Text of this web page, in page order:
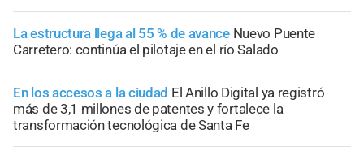
La estructura llega al 55 % de avance Nuevo Puente
Carretero: continúa el pilotaje en el río Salado
En los accesos a la ciudad El Anillo Digital ya registró
más de 3,1 millones de patentes y fortalece la
transformación tecnológica de Santa Fe